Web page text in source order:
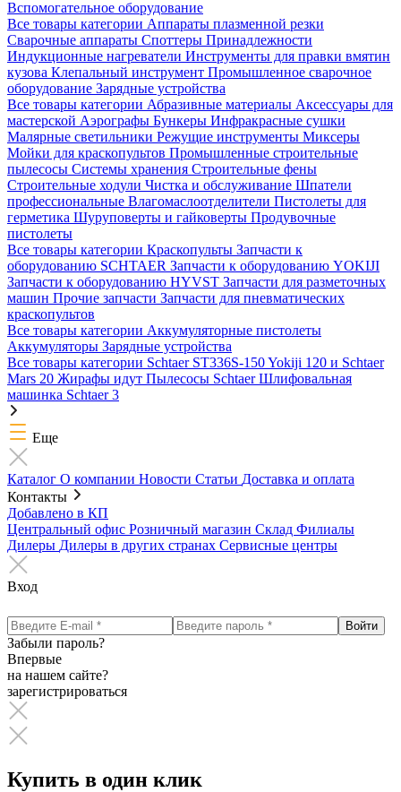
Вспомогательное оборудование
Все товары категории Аппараты плазменной резки
Сварочные аппараты Споттеры Принадлежности
Индукционные нагреватели Инструменты для правки вмятин
кузова Клепальный инструмент Промышленное сварочное
оборудование Зарядные устройства
Все товары категории Абразивные материалы Аксессуары для
мастерской Аэрографы Бункеры Инфракрасные сушки
Малярные светильники Режущие инструменты Миксеры
Мойки для краскопультов Промышленные строительные
пылесосы Системы хранения Строительные фены
Строительные ходули Чистка и обслуживание Шпатели
профессиональные Влагомаслоотделители Пистолеты для
герметика Шуруповерты и гайковерты Продувочные
пистолеты
Все товары категории Краскопульты Запчасти к
оборудованию SCHTAER Запчасти к оборудованию YOKIJI
Запчасти к оборудованию HYVST Запчасти для разметочных
машин Прочие запчасти Запчасти для пневматических
краскопультов
Все товары категории Аккумуляторные пистолеты
Аккумуляторы Зарядные устройства
Все товары категории Schtaer ST336S-150Yokiji 120 и Schtaer
Mars 20 Жирафы идут Пылесосы SchtaerШлифовальная
машинка Schtaer 3
Еще
Каталог О компании Новости Статьи Доставка и оплата
Контакты
Добавлено в КП
Центральный офис Розничный магазин Склад Филиалы
Дилеры Дилеры в других странах Сервисные центры
Вход
Забыли пароль?
Впервые
на нашем сайте?
зарегистрироваться
Купить в один клик